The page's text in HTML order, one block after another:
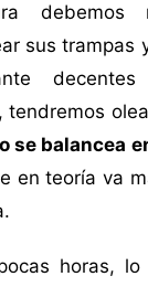
debemos
sus trampas
tendremos
se balancea
en teoría va
horas, lo